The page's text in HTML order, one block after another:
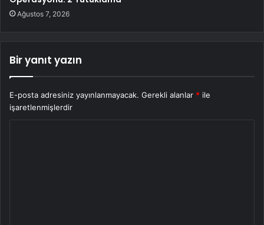
Ağustos 7, 2026
Bir yanıt yazın
E-posta adresiniz yayınlanmayacak. Gerekli alanlar * ile
işaretlenmişlerdir